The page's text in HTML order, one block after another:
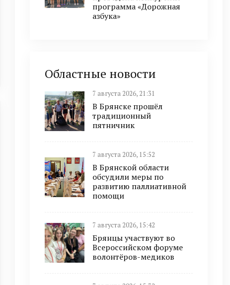
программа «Дорожная
азбука»
Областные новости
7 августа 2026, 21:31
В Брянске прошёл
традиционный
пятничник
7 августа 2026, 15:52
В Брянской области
обсудили меры по
развитию паллиативной
помощи
7 августа 2026, 15:42
Брянцы участвуют во
Всероссийском форуме
волонтёров-медиков